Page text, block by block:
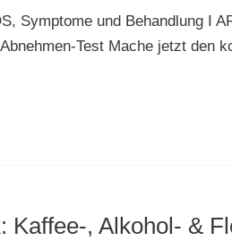
Symptome und Behandlung I
Test Mache jetzt den
Kaffee-, Alkohol- &